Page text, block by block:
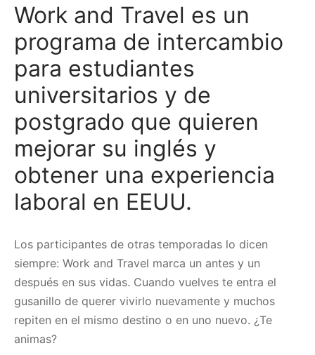
Work and Travel es un
programa de intercambio
para estudiantes
universitarios y de
postgrado que quieren
mejorar su inglés y
obtener una experiencia
laboral en EEUU.
Los participantes de otras temporadas lo dicen
siempre: Work and Travel marca un antes y un
después en sus vidas. Cuando vuelves te entra el
gusanillo de querer vivirlo nuevamente y muchos
repiten en el mismo destino o en uno nuevo. ¿Te
animas?